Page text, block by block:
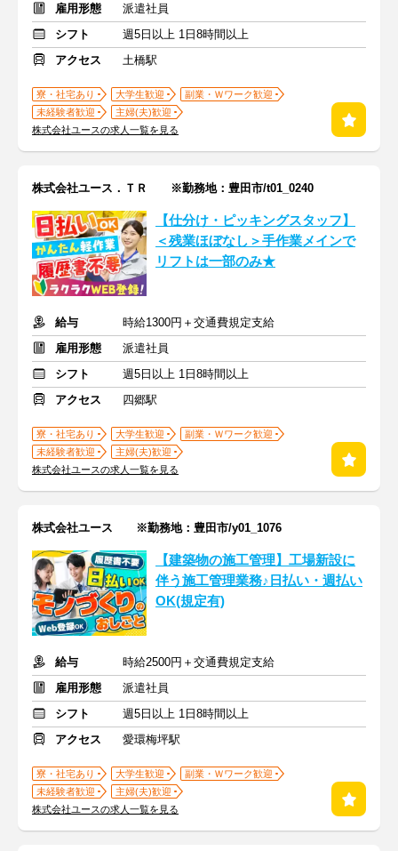
雇用形態
派遣社員
シフト
週5日以上 1日8時間以上
アクセス
土橋駅
寮・社宅あり 大学生歓迎
副業・Ｗワーク歓迎
未経験者歓迎
主婦(夫)歓迎
株式会社ユースの求人一覧を見る
株式会社ユース．ＴＲ ※勤務地：豊田市/t01_0240
【仕分け・ピッキングスタッフ】
＜残業ほぼなし＞手作業メインで
リフトは一部のみ★
給与
時給1300円＋交通費規定支給
雇用形態
派遣社員
シフト
週5日以上 1日8時間以上
アクセス
四郷駅
寮・社宅あり 大学生歓迎
副業・Ｗワーク歓迎
未経験者歓迎
主婦(夫)歓迎
株式会社ユースの求人一覧を見る
株式会社ユース ※勤務地：豊田市/y01_1076
【建築物の施工管理】工場新設に
伴う施工管理業務♪日払い・週払い
OK(規定有)
給与
時給2500円＋交通費規定支給
雇用形態
派遣社員
シフト
週5日以上 1日8時間以上
アクセス
愛環梅坪駅
寮・社宅あり 大学生歓迎
副業・Ｗワーク歓迎
未経験者歓迎
主婦(夫)歓迎
株式会社ユースの求人一覧を見る